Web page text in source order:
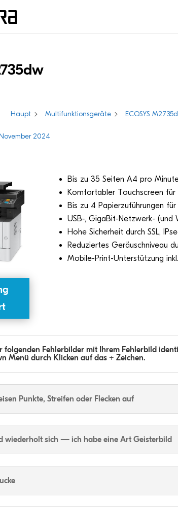
Haupt Multifunktionsgeräte ECOSYS
2024
Bis zu 35 Sei­ten A4 pro
Kom­for­ta­bler Touch­screen für
Bis zu 4 Papier­zu­füh­run­gen
USB‑, Giga­Bit-Netz­werk- (und
Hohe Sicher­heit durch SSL,
Redu­zier­tes Geräu­sch­ni­veau
Mobile-Print-Unter­stüt­zung
fol­gen­den Feh­ler­bil­der mit Ihrem Feh­ler­bild
Menü durch Kli­cken auf das + Zeichen.
Punkte, Strei­fen oder Fle­cken auf
wie­der­holt sich — ich habe eine Art Geisterbild